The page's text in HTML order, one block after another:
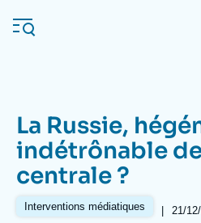
au
contenu
Navigation
principale
L'Ifri
La Russie,
indétrônable de
centrale ?
Interventions médiatiques | 21/